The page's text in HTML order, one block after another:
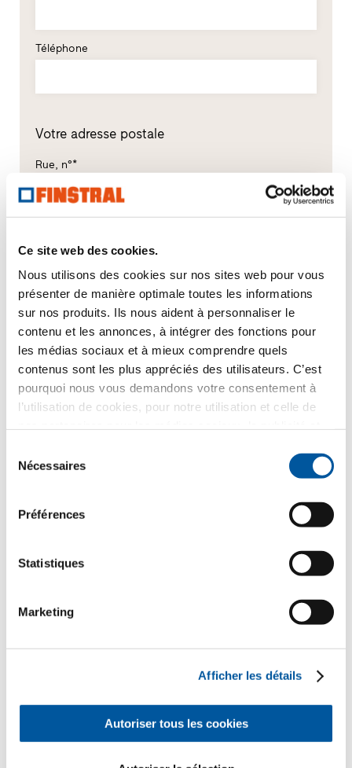
Ce site web des cookies.
Nous utilisons des cookies sur nos sites web pour vous
présenter de manière optimale toutes les informations
sur nos produits. Ils nous aident à personnaliser le
contenu et les annonces, à intégrer des fonctions pour
les médias sociaux et à mieux comprendre quels
contenus sont les plus appréciés des utilisateurs. C’est
pourquoi nous vous demandons votre consentement à
l’utilisation de cookies, pour notre utilisation et celle de
ces informations avec d’autres données que vous leur
avez fournies ou qu’ils ont collectées dans le cadre de
Nécessaires
Préférences
Statistiques
Marketing
Afficher les détails
Autoriser tous les cookies
Téléphone
Votre adresse postale
Rue, n°*
Pays*
Veuillez sélectionner
Votre choix d’échantillon
FIN-Window Slim-line 90
Votre message